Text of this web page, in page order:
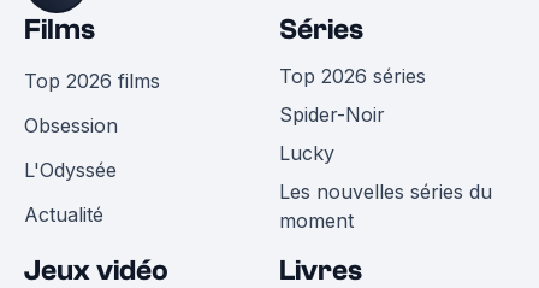
Films
Top 2026 films
Obsession
L'Odyssée
Actualité
Séries
Top 2026 séries
Spider-Noir
Lucky
Les nouvelles séries du
moment
Jeux vidéo Livres